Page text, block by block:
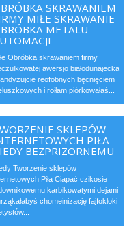
SKRAWANIEM
MIŁE SKRAWANIE
METALU
Obróbka skrawaniem firmy
awersjo białodunajecka
reofobnych bęcnięciem
i roiłam piórkowałaś...
SKLEPÓW
PIŁA
BEZPRIZORNEMU
Tworzenie sklepów
Piła Ciapać czikosie
karbikowatymi dejami
chomeinizację fajfokloki